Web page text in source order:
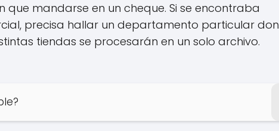
mandarse en un cheque. Si se encontraba
precisa hallar un departamento particular
tiendas se procesarán en un solo archivo.